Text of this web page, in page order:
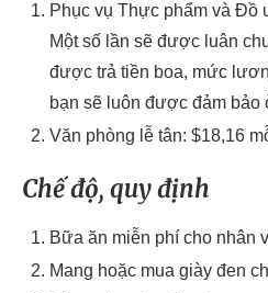
Phục vụ Thực phẩm và Đồ
Một số lần sẽ được luân
được trả tiền boa, mức
bạn sẽ luôn được đảm bảo
Văn phòng lễ tân: $18,16
Chế độ, quy định
Bữa ăn miễn phí cho nhân
Mang hoặc mua giày đen